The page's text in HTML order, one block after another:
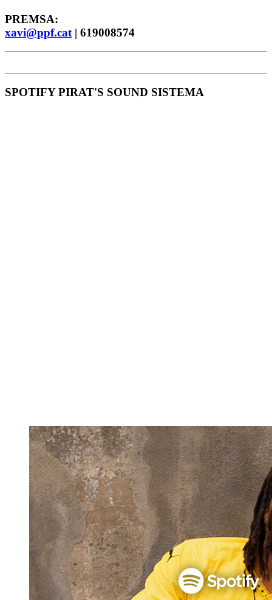
PREMSA:
xavi@ppf.cat| 619008574
SPOTIFY PIRAT'S SOUND SISTEMA